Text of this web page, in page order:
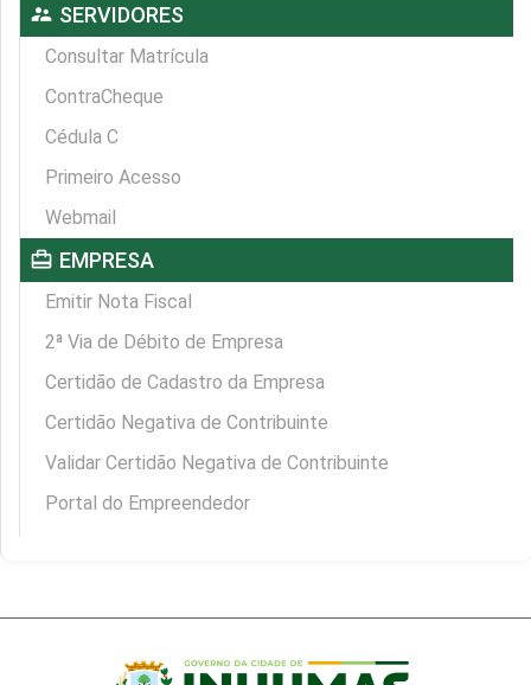
supervisor_account SERVIDORES
Consultar Matrícula
ContraCheque
Cédula C
Primeiro Acesso
Webmail
card_travel EMPRESA
Emitir Nota Fiscal
2ª Via de Débito de Empresa
Certidão de Cadastro da Empresa
Certidão Negativa de Contribuinte
Validar Certidão Negativa de Contribuinte
Portal do Empreendedor